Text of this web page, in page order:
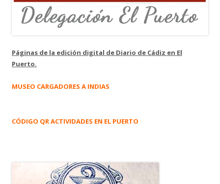
Páginas de la edición digital de Diario de Cádiz en El
Puerto.
MUSEO CARGADORES A INDIAS
CÓDIGO QR ACTIVIDADES EN EL PUERTO